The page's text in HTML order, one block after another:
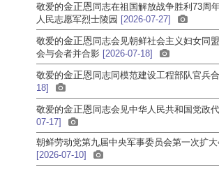
敬爱的金正恩 同志在祖国解放战争胜利73周
人民志愿军烈士陵园 [2026-07-27]
敬爱的金正恩 同志会见朝鲜社会主义妇女同
会与会者并合影 [2026-07-18]
敬爱的金正恩 同志同模范建设工程部队官兵
18]
敬爱的金正恩 同志会见中华人民共和国党政
07-17]
朝鲜劳动党第九届中央军事委员会第一次扩
[2026-07-10]